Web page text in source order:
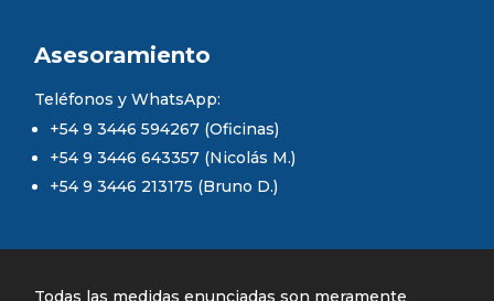
Asesoramiento
Teléfonos y WhatsApp:
+54 9 3446 594267 (Oficinas)
+54 9 3446 643357 (Nicolás M.)
+54 9 3446 213175 (Bruno D.)
Todas las medidas enunciadas son meramente